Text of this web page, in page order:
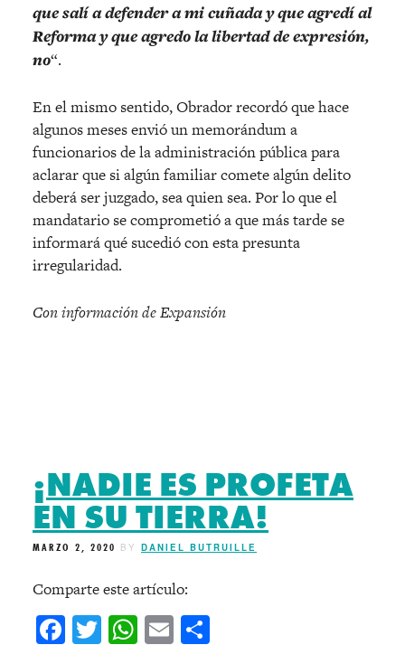
que salí a defender a mi cuñada y que agredí al
Reforma y que agredo la libertad de expresión,
no“.
En el mismo sentido, Obrador recordó que hace
algunos meses envió un memorándum a
funcionarios de la administración pública para
aclarar que si algún familiar comete algún delito
deberá ser juzgado, sea quien sea. Por lo que el
mandatario se comprometió a que más tarde se
informará qué sucedió con esta presunta
irregularidad.
Con información de Expansión
¡NADIE ES PROFETA
EN SU TIERRA!
MARZO 2, 2020 BY DANIEL BUTRUILLE
Comparte este artículo:
Facebook
Twitter
WhatsApp
Email